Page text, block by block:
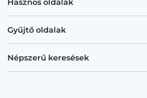
Hasznos oldalak
Gyűjtő oldalak
Népszerű keresések